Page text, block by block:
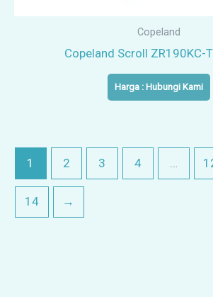
Copeland
Copeland Scroll ZR190KC-
Harga : Hubungi Kami
1 2 3 4
14 →